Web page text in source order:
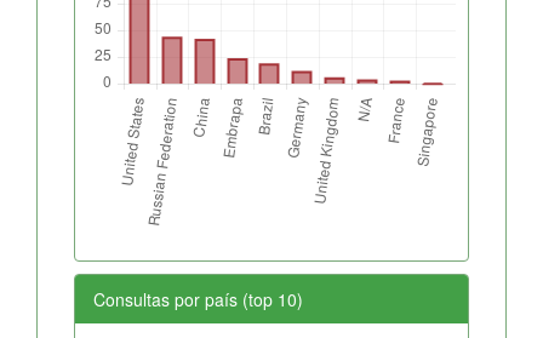
Consultas por país (top 10)